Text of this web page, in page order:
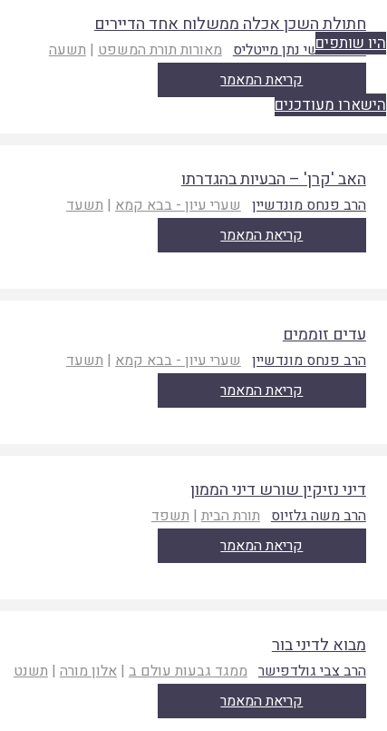
היו שותפים
הישארו מעודכנים
חתולת השכן אכלה ממשלוח אחד הדיירים
הרב אבישי נתן מייטליס מאורות תורת המשפט |תשעה
קריאת המאמר
האב 'קרן' – הבעיות בהגדרתו
הרב פנחס מונדשיין שערי עיון - בבא קמא |תשעד
קריאת המאמר
עדים זוממים
הרב פנחס מונדשיין שערי עיון - בבא קמא |תשעד
קריאת המאמר
דיני נזיקין שורש דיני הממון
הרב משה גלזיוס תורת הבית |תשפד
קריאת המאמר
מבוא לדיני בור
הרב צבי גולדפישר ממגד גבעות עולם ב |אלון מורה | תשנט
קריאת המאמר